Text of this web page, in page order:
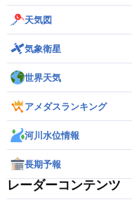
天気図
気象衛星
世界天気
アメダスランキング
河川水位情報
長期予報
レーダーコンテンツ